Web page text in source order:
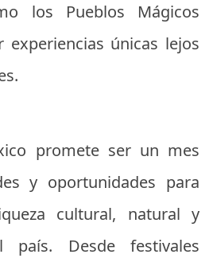
los Pueblos Mágicos
experiencias únicas lejos
promete ser un mes
y oportunidades para
cultural, natural y
país. Desde festivales